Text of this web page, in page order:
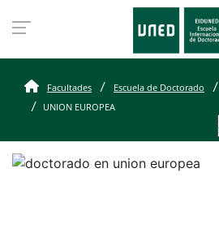
Facultades Escuela de Doctorado
UNION EUROPEA